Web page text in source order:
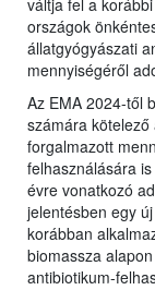
váltja fel a
országok
állatgyógyászati
mennyiségéről
Az EMA 2024-től
számára
forgalmazott
felhasználására
évre vonatkozó
jelentésben egy
korábban
biomassza
antibiotikum-